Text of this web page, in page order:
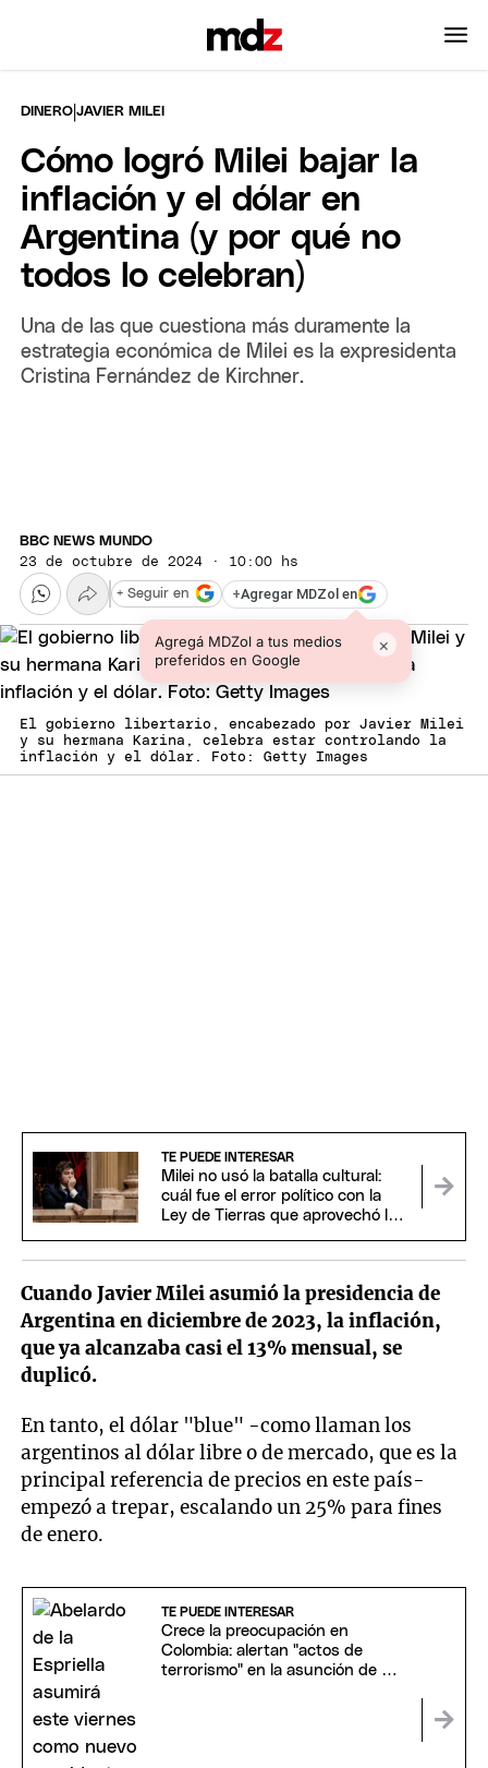
DINERO |JAVIER MILEI
Cómo logró Milei bajar la
inflación y el dólar en
Argentina (y por qué no
todos lo celebran)
Una de las que cuestiona más duramente la
estrategia económica de Milei es la expresidenta
Cristina Fernández de Kirchner.
BBC NEWS MUNDO
23 de octubre de 2024 · 10:00 hs
+Agregar MDZol en
Agregá MDZol a tus medios
preferidos en Google
×
+ Seguir en
El gobierno libertario, encabezado por Javier Milei
y su hermana Karina, celebra estar controlando la
inflación y el dólar. Foto: Getty Images
TE PUEDE INTERESAR
Milei no usó la batalla cultural:
cuál fue el error político con la
Ley de Tierras que aprovechó la
Cuando Javier Milei asumió la presidencia de
Argentina en diciembre de 2023, la inflación,
que ya alcanzaba casi el 13% mensual, se
duplicó.
En tanto, el dólar "blue" -como llaman los
argentinos al dólar libre o de mercado, que es la
principal referencia de precios en este país-
empezó a trepar, escalando un 25% para fines
de enero.
TE PUEDE INTERESAR
Crece la preocupación en
Colombia: alertan "actos de
terrorismo" en la asunción de De